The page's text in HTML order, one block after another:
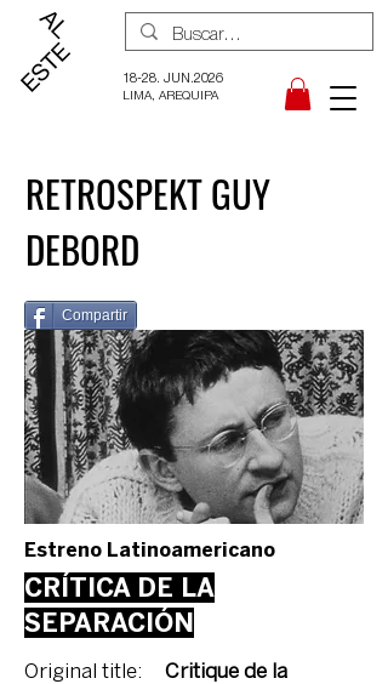
18-28. JUN.2026
LIMA, AREQUIPA
RETROSPEKT GUY
DEBORD
Compartir
Estreno Latinoamericano
CRÍTICA DE LA
SEPARACIÓN
Original title:
Critique de la